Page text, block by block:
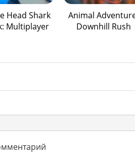
Head Shark
Multiplayer
Animal
Downhill Rush